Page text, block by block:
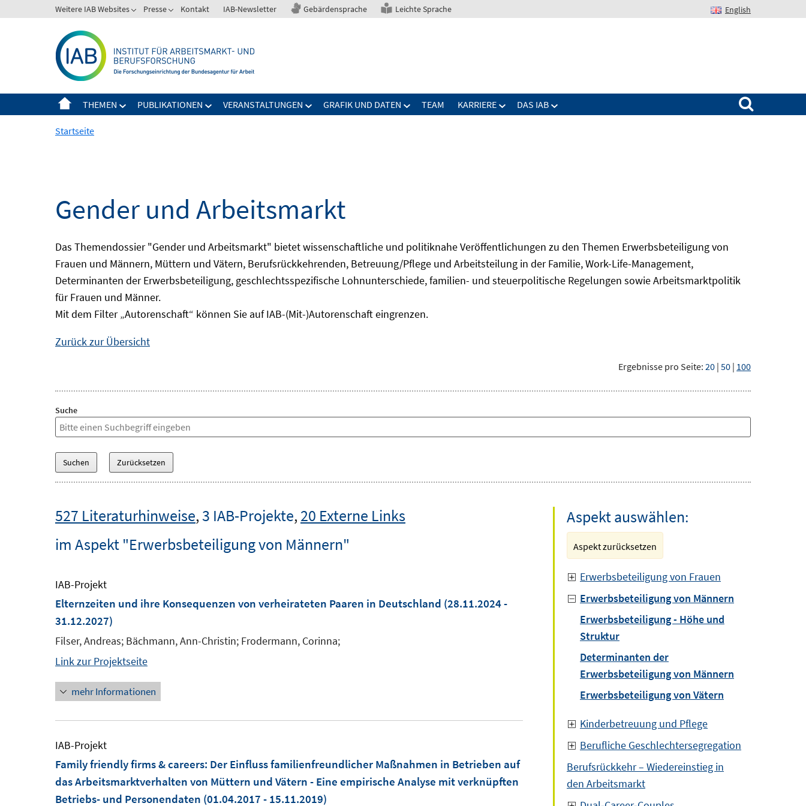
zum
Weitere IAB Websites Presse Kontakt IAB-Newsletter Gebärdensprache Leichte Sprache English
THEMEN PUBLIKATIONEN VERANSTALTUNGEN GRAFIK UND DATEN TEAM KARRIERE DAS IAB
Suchen nach:
Startseite
Gender und Arbeitsmarkt
Das Themendossier "Gender und Arbeitsmarkt" bietet wissenschaftliche und politiknahe Veröffentlichungen zu den Themen Erwerbsbeteiligung von
Frauen und Männern, Müttern und Vätern, Berufsrückkehrenden, Betreuung/Pflege und Arbeitsteilung in der Familie, Work-Life-Management,
Determinanten der Erwerbsbeteiligung, geschlechtsspezifische Lohnunterschiede, familien- und steuerpolitische Regelungen sowie Arbeitsmarktpolitik
für Frauen und Männer.
Mit dem Filter „Autorenschaft“ können Sie auf IAB-(Mit-)Autorenschaft eingrenzen.
Zurück zur Übersicht
Ergebnisse pro Seite: 20 | 50 | 100
Suche
527 Literaturhinweise,3 IAB-Projekte,20 Externe Links
im Aspekt "Erwerbsbeteiligung von Männern"
IAB-Projekt
Elternzeiten und ihre Konsequenzen von verheirateten Paaren in Deutschland (28.11.2024 -
31.12.2027)
Filser, Andreas; Bächmann, Ann-Christin; Frodermann, Corinna;
Link zur Projektseite
mehr Informationen
IAB-Projekt
Family friendly firms & careers: Der Einfluss familienfreundlicher Maßnahmen in Betrieben auf
das Arbeitsmarktverhalten von Müttern und Vätern - Eine empirische Analyse mit verknüpften
Betriebs- und Personendaten (01.04.2017 - 15.11.2019)
Aspekt auswählen:
Aspekt zurücksetzen
Erwerbsbeteiligung von Frauen
Erwerbsbeteiligung von Männern
Erwerbsbeteiligung - Höhe und
Struktur
Determinanten der
Erwerbsbeteiligung von Männern
Erwerbsbeteiligung von Vätern
Kinderbetreuung und Pflege
Berufliche Geschlechtersegregation
Berufsrückkehr – Wiedereinstieg in
den Arbeitsmarkt